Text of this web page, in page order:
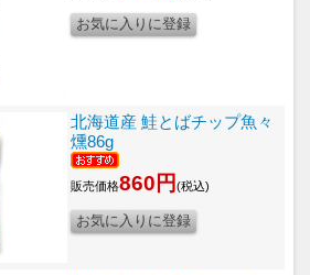
北海道産 鮭とばチップ魚々
燻86g
販売価格860円(税込)